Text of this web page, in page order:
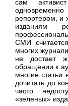
сам
репортером, и
изданиям
СМИ
многих
не достает
обращении к
многие статьи
дочитать до
часто
«зеленых»